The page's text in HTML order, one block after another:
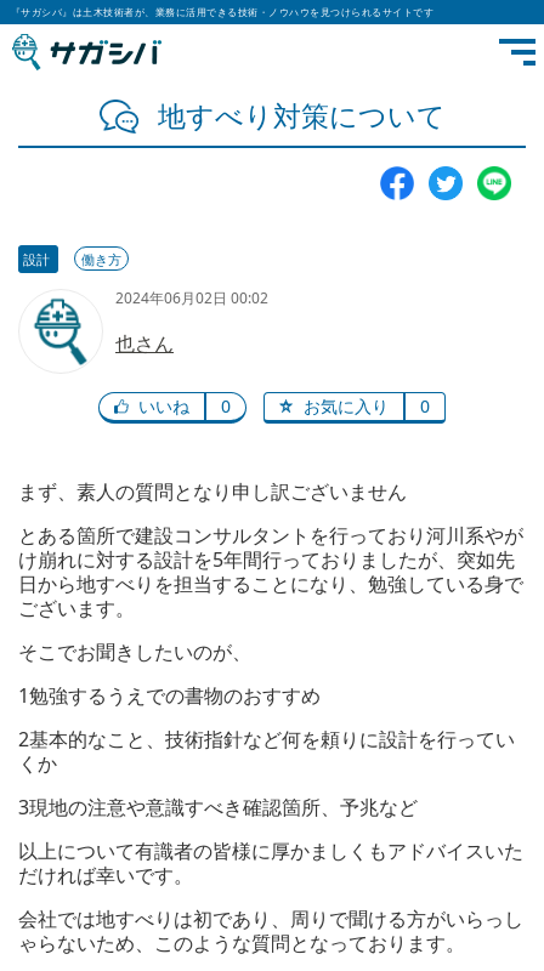
『サガシバ』は土木技術者が、業務に活用できる技術・ノウハウを見つけられるサイトです
地すべり対策について
設計 働き方
2024年06月02日 00:02
也さん
いいね 0 お気に入り 0
まず、素人の質問となり申し訳ございません
とある箇所で建設コンサルタントを行っており河川系やが
け崩れに対する設計を5年間行っておりましたが、突如先
日から地すべりを担当することになり、勉強している身で
ございます。
そこでお聞きしたいのが、
1勉強するうえでの書物のおすすめ
2基本的なこと、技術指針など何を頼りに設計を行ってい
くか
3現地の注意や意識すべき確認箇所、予兆など
以上について有識者の皆様に厚かましくもアドバイスいた
だければ幸いです。
会社では地すべりは初であり、周りで聞ける方がいらっし
ゃらないため、このような質問となっております。